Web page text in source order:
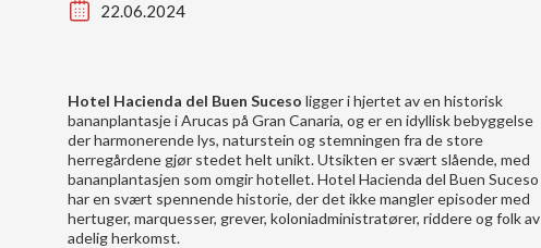
22.06.2024
Hotel Hacienda del Buen Suceso ligger i hjertet av en historisk
bananplantasje i Arucas på Gran Canaria, og er en idyllisk bebyggelse
der harmonerende lys, naturstein og stemningen fra de store
herregårdene gjør stedet helt unikt. Utsikten er svært slående, med
bananplantasjen som omgir hotellet. Hotel Hacienda del Buen Suceso
har en svært spennende historie, der det ikke mangler episoder med
hertuger, marquesser, grever, koloniadministratører, riddere og folk av
adelig herkomst.